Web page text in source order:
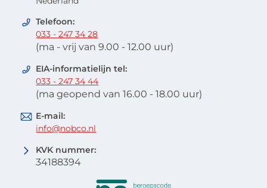
Telefoon:
033 - 247 34 28
(ma - vrij van 9.00 - 12.00 uur)
EIA-informatielijn tel:
033 - 247 34 44
(ma geopend van 16.00 - 18.00 uur)
E-mail:
info@nobco.nl
KVK nummer:
34188394